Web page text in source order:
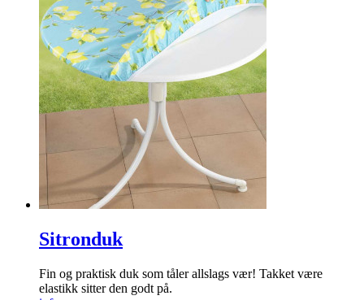
Sitronduk
Fin og praktisk duk som tåler ­allslags vær! Takket være
elastikk sitter den godt på.